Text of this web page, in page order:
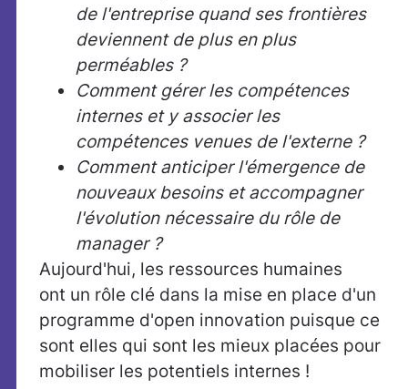
de l'entreprise quand ses frontières
deviennent de plus en plus
perméables ?
Comment gérer les compétences
internes et y associer les
compétences venues de l'externe ?
Comment anticiper l'émergence de
nouveaux besoins et accompagner
l'évolution nécessaire du rôle de
manager ?
Aujourd'hui, les ressources humaines
ont un rôle clé dans la mise en place d'un
programme d'open innovation puisque ce
sont elles qui sont les mieux placées pour
mobiliser les potentiels internes !